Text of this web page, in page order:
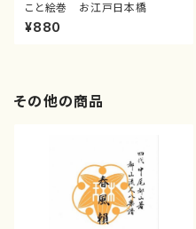
こと絵巻 お江戸日本橋
¥880
その他の商品